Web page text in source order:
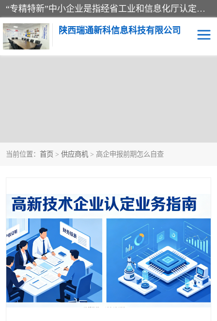
“专精特新”中小企业是指经省工业和信息化厅认定，专注于细分市场、掌握关键核心技术、创新能力强、市场占有率高、质量效益优，在专业化、精细化、特色化、新颖化等方面表现突出的中小企业。
陕西瑞通新科信息科技有限公司
当前位置： 首页 > 供应商机 > 高企申报前期怎么自查